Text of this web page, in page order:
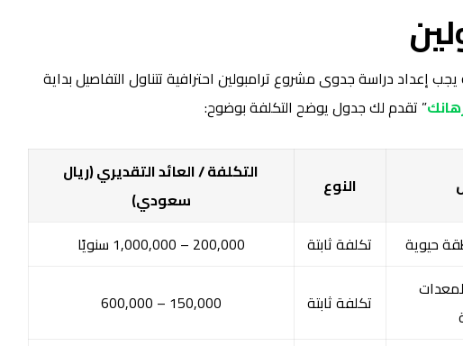
إعداد دراسة جدوى مشروع ترامبولين احترافية تتناول التفاصيل بداية
” تقدم لك جدول يوضح التكلفة بوضوح:
النوع
التكلفة / العائد التقديري (ريال
سعودي)
حيوية تكلفة ثابتة 200,000 – 1,000,000 سنويًا
تكلفة ثابتة 150,000 – 600,000